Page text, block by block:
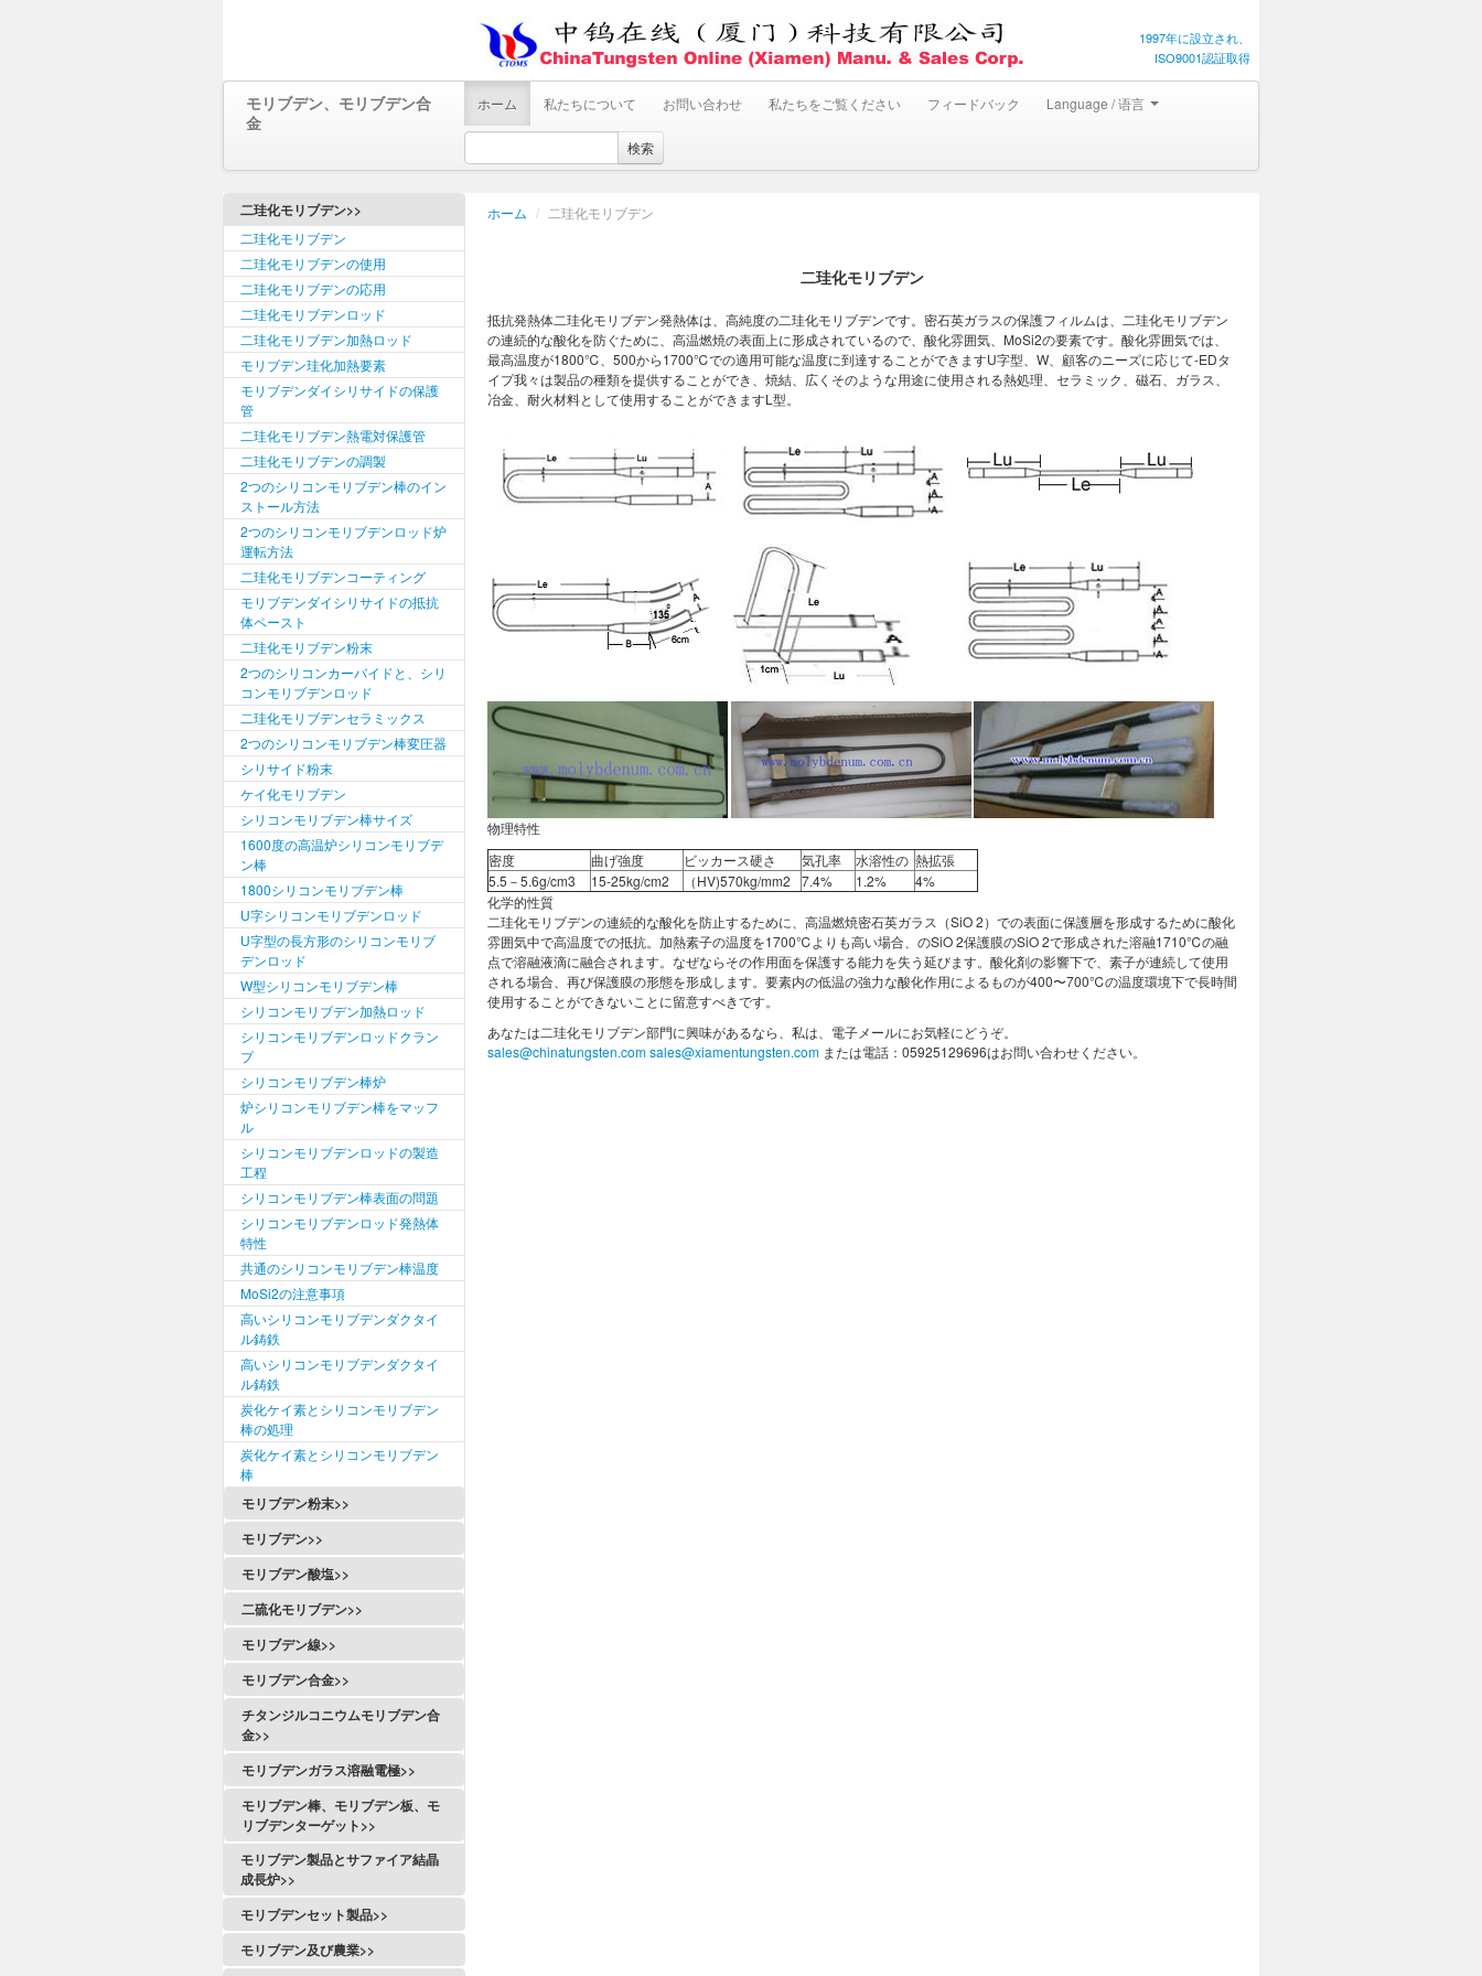
1997年に設立され、
ISO9001認証取得
モリブデン、モリブデン合
金
ホーム 私たちについて お問い合わせ 私たちをご覧ください フィードバック Language / 语言
検索
二珪化モリブデン>>
二珪化モリブデン
二珪化モリブデンの使用
二珪化モリブデンの応用
二珪化モリブデンロッド
二珪化モリブデン加熱ロッド
モリブデン珪化加熱要素
モリブデンダイシリサイドの保護
管
二珪化モリブデン熱電対保護管
二珪化モリブデンの調製
2つのシリコンモリブデン棒のイン
ストール方法
2つのシリコンモリブデンロッド炉
運転方法
二珪化モリブデンコーティング
モリブデンダイシリサイドの抵抗
体ペースト
二珪化モリブデン粉末
2つのシリコンカーバイドと、シリ
コンモリブデンロッド
二珪化モリブデンセラミックス
2つのシリコンモリブデン棒変圧器
シリサイド粉末
ケイ化モリブデン
シリコンモリブデン棒サイズ
1600度の高温炉シリコンモリブデ
ン棒
1800シリコンモリブデン棒
U字シリコンモリブデンロッド
U字型の長方形のシリコンモリブ
デンロッド
W型シリコンモリブデン棒
シリコンモリブデン加熱ロッド
シリコンモリブデンロッドクラン
プ
シリコンモリブデン棒炉
炉シリコンモリブデン棒をマッフ
ル
シリコンモリブデンロッドの製造
工程
シリコンモリブデン棒表面の問題
シリコンモリブデンロッド発熱体
特性
共通のシリコンモリブデン棒温度
MoSi2の注意事項
高いシリコンモリブデンダクタイ
ル鋳鉄
高いシリコンモリブデンダクタイ
ル鋳鉄
炭化ケイ素とシリコンモリブデン
棒の処理
炭化ケイ素とシリコンモリブデン
棒
モリブデン粉末>>
モリブデン>>
モリブデン酸塩>>
二硫化モリブデン>>
モリブデン線>>
モリブデン合金>>
チタンジルコニウムモリブデン合
金>>
モリブデンガラス溶融電極>>
モリブデン棒、モリブデン板、モ
リブデンターゲット>>
モリブデン製品とサファイア結晶
成長炉>>
モリブデンセット製品>>
モリブデン及び農業>>
ホーム / 二珪化モリブデン
二珪化モリブデン
抵抗発熱体二珪化モリブデン発熱体は、高純度の二珪化モリブデンです。密石英ガラスの保護フィルムは、二珪化モリブデン
の連続的な酸化を防ぐために、高温燃焼の表面上に形成されているので、酸化雰囲気、MoSi2の要素です。酸化雰囲気では、
最高温度が1800℃、500から1700℃での適用可能な温度に到達することができますU字型、W、顧客のニーズに応じて-EDタ
イプ我々は製品の種類を提供することができ、焼結、広くそのような用途に使用される熱処理、セラミック、磁石、ガラス、
冶金、耐火材料として使用することができますL型。
物理特性
密度
曲げ強度 ビッカース硬さ 気孔率 水溶性の 熱拡張
5.5－5.6g/cm3
15-25kg/cm2 （HV)570kg/mm2 7.4% 1.2%
4%
化学的性質
二珪化モリブデンの連続的な酸化を防止するために、高温燃焼密石英ガラス（SiO 2）での表面に保護層を形成するために酸化
雰囲気中で高温度での抵抗。加熱素子の温度を1700℃よりも高い場合、のSiO 2保護膜のSiO 2で形成された溶融1710℃の融
点で溶融液滴に融合されます。なぜならその作用面を保護する能力を失う延びます。酸化剤の影響下で、素子が連続して使用
される場合、再び保護膜の形態を形成します。要素内の低温の強力な酸化作用によるものが400〜700℃の温度環境下で長時間
使用することができないことに留意すべきです。
あなたは二珪化モリブデン部門に興味があるなら、私は、電子メールにお気軽にどうぞ。
sales@chinatungsten.comsales@xiamentungsten.com または電話：05925129696はお問い合わせください。